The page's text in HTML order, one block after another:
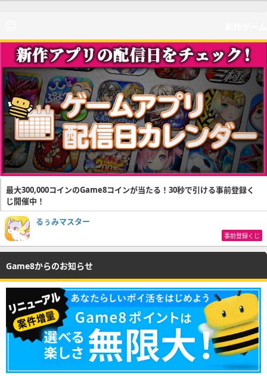
最大300,000コインのGame8コインが当たる！30秒で引ける事前登録く
じ開催中！
るぅみマスター
事前登録くじ
Game8からのお知らせ